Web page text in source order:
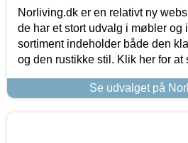
Norliving.dk er en relativt ny
de har et stort udvalg i møbler og
sortiment indeholder både den
og den rustikke stil. Klik her for at
Se udvalget på